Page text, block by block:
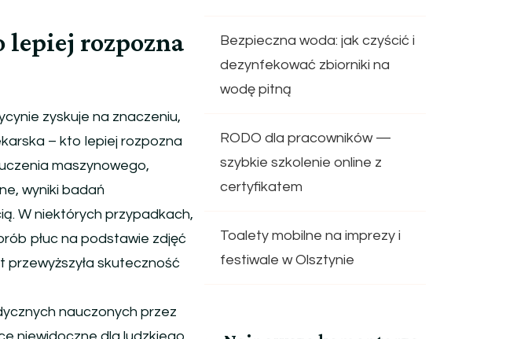
rozpozna
zyskuje na znaczeniu,
– kto lepiej rozpozna
maszynowego,
wyniki badań
W niektórych przypadkach,
płuc na podstawie zdjęć
przewyższyła skuteczność
nauczonych przez
Bezpieczna woda: jak czyścić i
dezynfekować zbiorniki na
wodę pitną
RODO dla pracowników —
szybkie szkolenie online z
certyfikatem
Toalety mobilne na imprezy i
festiwale w Olsztynie